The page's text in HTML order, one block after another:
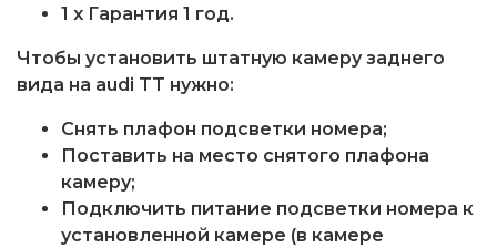
1 x Гарантия 1 год.
Чтобы установить штатную камеру заднего
вида на audi TT нужно:
Снять плафон подсветки номера;
Поставить на место снятого плафона
камеру;
Подключить питание подсветки номера к
установленной камере (в камере